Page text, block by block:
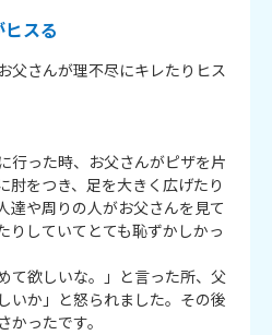
スる
父さんが理不尽にキレたりヒス
行った時、お父さんがピザを片
肘をつき、足を大きく広げたり
達や周りの人がお父さんを見て
りしていてとても恥ずかしかっ
て欲しいな。」と言った所、父
いか」と怒られました。その後
ったです。